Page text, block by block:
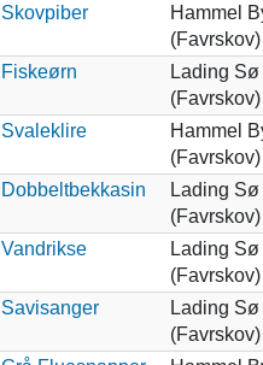
Skovpiber
Hammel
(Favrskov)
Fiskeørn
Lading Sø
(Favrskov)
Svaleklire
Hammel
(Favrskov)
Dobbeltbekkasin
Lading Sø
(Favrskov)
Vandrikse
Lading Sø
(Favrskov)
Savisanger
Lading Sø
(Favrskov)